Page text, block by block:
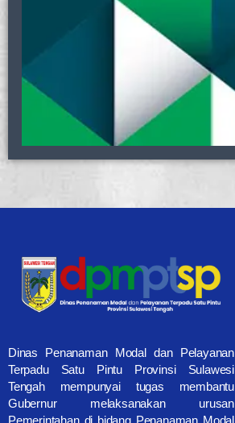
Dinas Penanaman Modal dan Pelayanan
Terpadu Satu Pintu Provinsi Sulawesi
Tengah mempunyai tugas membantu
Gubernur melaksanakan urusan
Pemerintahan di bidang Penanaman Modal